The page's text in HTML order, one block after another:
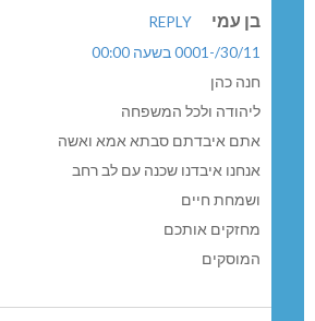
בן עמי
REPLY
30/11/-0001 בשעה 00:00
חנה כהן
ליהודה ולכל המשפחה
אתם איבדתם סבתא אמא ואשה
אנחנו איבדנו שכנה עם לב רחב
ושמחת חיים
מחזקים אותכם
המוסקים